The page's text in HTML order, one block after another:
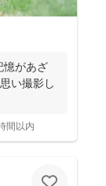
憶があざ
い撮影し
間以内